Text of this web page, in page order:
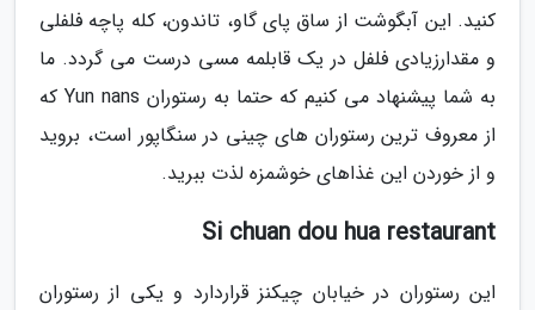
کنید. این آبگوشت از ساق پای گاو، تاندون، کله پاچه فلفلی
و مقدارزیادی فلفل در یک قابلمه مسی درست می گردد. ما
به شما پیشنهاد می کنیم که حتما به رستوران Yun nans که
از معروف ترین رستوران های چینی در سنگاپور است، بروید
و از خوردن این غذاهای خوشمزه لذت ببرید.
Si chuan dou hua restaurant
این رستوران در خیابان چیکنز قراردارد و یکی از رستوران